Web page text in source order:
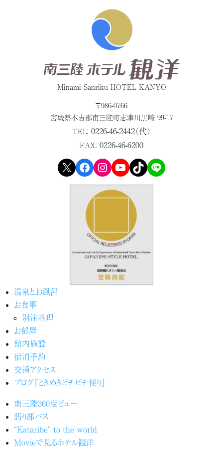
Minami Sanriku HOTEL KANYO
〒986-0766
宮城県本吉郡南三陸町志津川黒崎 99-17
TEL： 0226-46-2442（代）
FAX： 0226-46-6200
X Facebook Instagram YouTube TikTok LINE
温泉とお風呂
お食事
別注料理
お部屋
館内施設
宿泊予約
交通アクセス
ブログ『ときめきピチピチ便り』
南三陸360度ビュー
語り部バス
“Kataribe” to the world
Movieで見るホテル観洋